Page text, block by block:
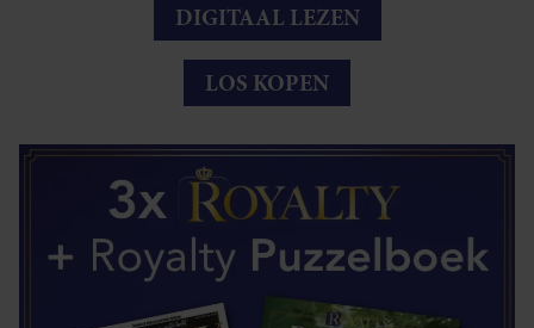
DIGITAAL LEZEN
LOS KOPEN